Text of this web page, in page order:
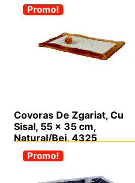
-30%
Promo!
Covoras De Zgariat, Cu
Sisal, 55 x 35 cm,
Natural/Bej, 4325
-30%
Promo!